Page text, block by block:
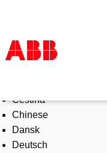
Products & Solutions
Industries
Services
About us
Čeština
Chinese
Dansk
Deutsch